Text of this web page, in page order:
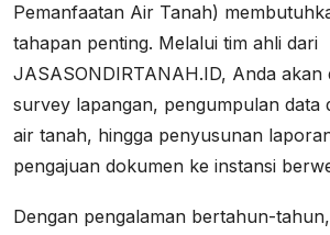
Pemanfaatan Air Tanah)
tahapan penting. Melalui tim ahli dari
JASASONDIRTANAH.ID, Anda akan
survey lapangan, pengumpulan data
air tanah, hingga penyusunan
pengajuan dokumen ke instansi
Dengan pengalaman bertahun-